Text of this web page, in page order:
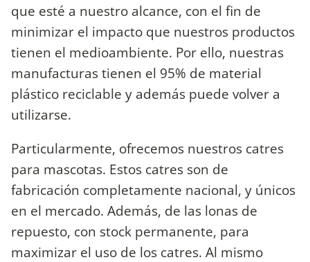
que esté a nuestro alcance, con el fin de
minimizar el impacto que nuestros productos
tienen el medioambiente. Por ello, nuestras
manufacturas tienen el 95% de material
plástico reciclable y además puede volver a
utilizarse.
Particularmente, ofrecemos nuestros catres
para mascotas. Estos catres son de
fabricación completamente nacional, y únicos
en el mercado. Además, de las lonas de
repuesto, con stock permanente, para
maximizar el uso de los catres. Al mismo